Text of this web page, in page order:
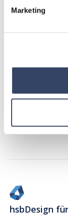
Marketing
hsbDesign